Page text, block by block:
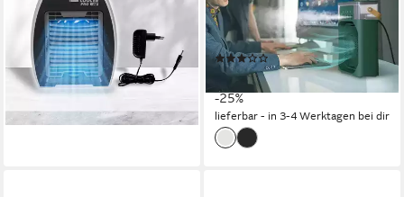
5 W Leistung
Drucktaste Bedienung
66,94 €
lieferbar - in 2-3 Werktagen bei dir
3 Geschwindigkeitsstufen
360, Verstellbar Verstellbarkeit
Drucktasten Bedienung
(20)
29,99 € UVP39,99 €
-25%
lieferbar - in 3-4 Werktagen bei dir